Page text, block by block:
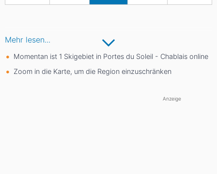
Mehr lesen...
Momentan ist 1 Skigebiet in Portes du Soleil - Chablais online
Zoom in die Karte, um die Region einzuschränken
Anzeige